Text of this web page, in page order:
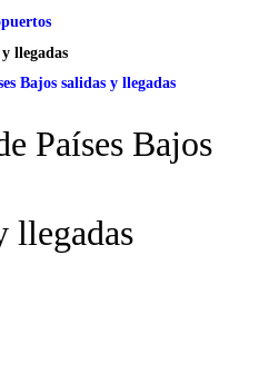
llegadas
Bajos salidas y llegadas
Países Bajos
llegadas